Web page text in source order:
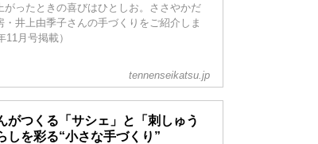
がったときの喜びはひとしお。ささやかだ
井上由季子さんの手づくりをご紹介しま
月号掲載）
tennenseikatsu.jp
がつくる「サシェ」と「刺しゅう
しを彩る“小さな手づくり”